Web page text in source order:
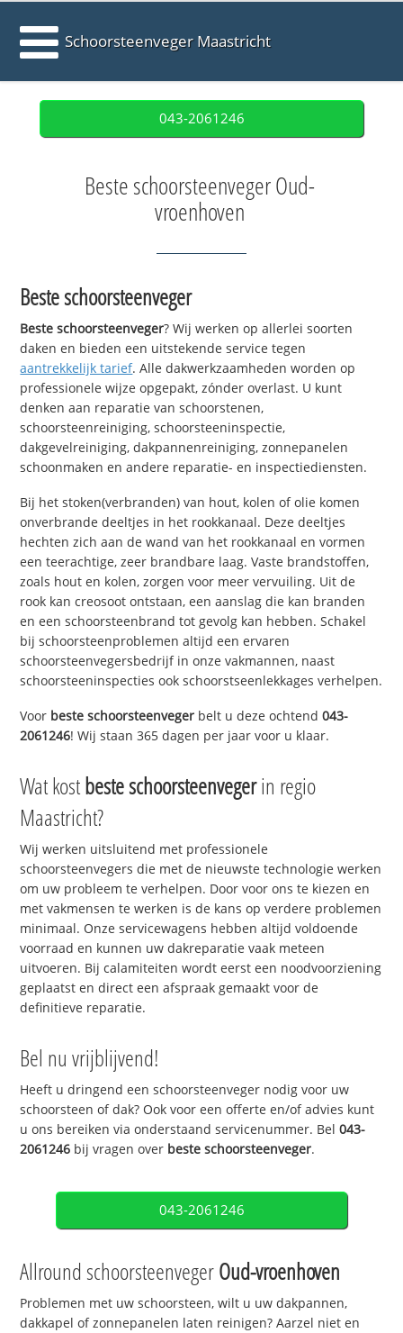
Schoorsteenveger Maastricht
043-2061246
Beste schoorsteenveger Oud-
vroenhoven
Beste schoorsteenveger
Beste schoorsteenveger? Wij werken op allerlei soorten
daken en bieden een uitstekende service tegen
aantrekkelijk tarief. Alle dakwerkzaamheden worden op
professionele wijze opgepakt, zónder overlast. U kunt
denken aan reparatie van schoorstenen,
schoorsteenreiniging, schoorsteeninspectie,
dakgevelreiniging, dakpannenreiniging, zonnepanelen
schoonmaken en andere reparatie- en inspectiediensten.
Bij het stoken(verbranden) van hout, kolen of olie komen
onverbrande deeltjes in het rookkanaal. Deze deeltjes
hechten zich aan de wand van het rookkanaal en vormen
een teerachtige, zeer brandbare laag. Vaste brandstoffen,
zoals hout en kolen, zorgen voor meer vervuiling. Uit de
rook kan creosoot ontstaan, een aanslag die kan branden
en een schoorsteenbrand tot gevolg kan hebben. Schakel
bij schoorsteenproblemen altijd een ervaren
schoorsteenvegersbedrijf in onze vakmannen, naast
schoorsteeninspecties ook schoorstseenlekkages verhelpen.
Voor beste schoorsteenveger belt u deze ochtend043-
2061246! Wij staan 365 dagen per jaar voor u klaar.
Wat kostbeste schoorsteenvegerin regio
Maastricht?
Wij werken uitsluitend met professionele
schoorsteenvegers die met de nieuwste technologie werken
om uw probleem te verhelpen. Door voor ons te kiezen en
met vakmensen te werken is de kans op verdere problemen
minimaal. Onze servicewagens hebben altijd voldoende
voorraad en kunnen uw dakreparatie vaak meteen
uitvoeren. Bij calamiteiten wordt eerst een noodvoorziening
geplaatst en direct een afspraak gemaakt voor de
definitieve reparatie.
Bel nu vrijblijvend!
Heeft u dringend een schoorsteenveger nodig voor uw
schoorsteen of dak? Ook voor een offerte en/of advies kunt
u ons bereiken via onderstaand servicenummer. Bel043-
2061246 bij vragen over beste schoorsteenveger.
043-2061246
Allround schoorsteenvegerOud-vroenhoven
Problemen met uw schoorsteen, wilt u uw dakpannen,
dakkapel of zonnepanelen laten reinigen? Aarzel niet en